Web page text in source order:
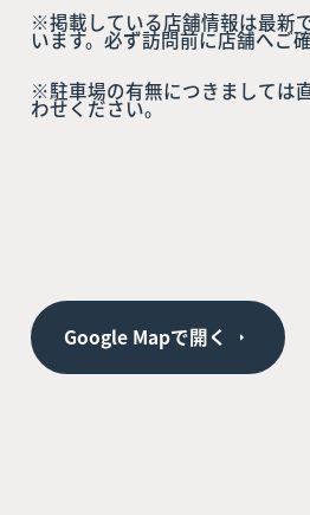
※掲載している店舗情報は最新
います。必ず訪問前に店舗へご
※駐車場の有無につきましては
わせください。
Google Mapで開く